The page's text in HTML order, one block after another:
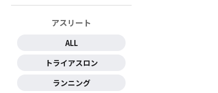
アスリート
ALL
トライアスロン
ランニング